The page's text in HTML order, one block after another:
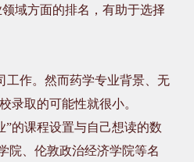
域方面的排名，有助于选择
工作。然而药学专业背景、无
录取的可能性就很小。
”的课程设置与自己想读的数
院、伦敦政治经济学院等名